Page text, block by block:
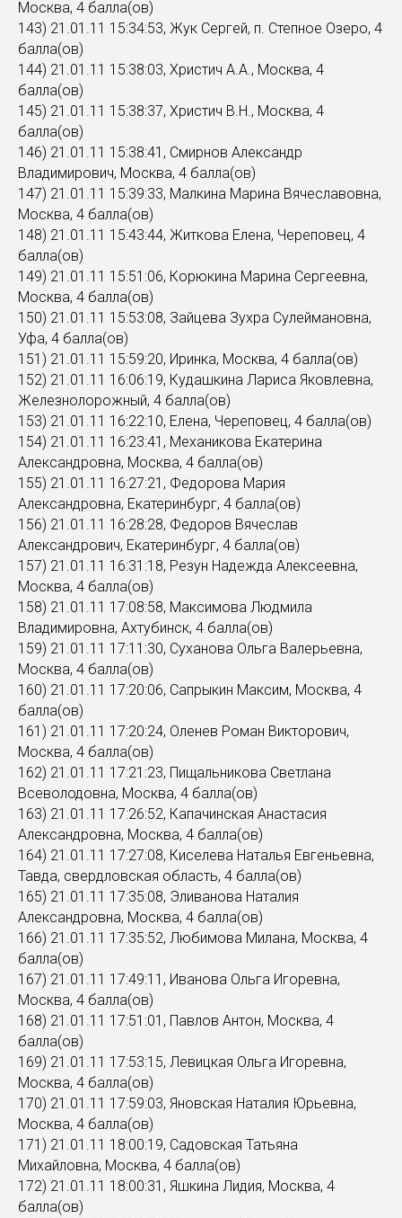
Москва, 4 балла(ов)
143) 21.01.11 15:34:53, Жук Сергей, п. Степное Озеро, 4
балла(ов)
144) 21.01.11 15:38:03, Христич А.А., Москва, 4
балла(ов)
145) 21.01.11 15:38:37, Христич В.Н., Москва, 4
балла(ов)
146) 21.01.11 15:38:41, Смирнов Александр
Владимирович, Москва, 4 балла(ов)
147) 21.01.11 15:39:33, Малкина Марина Вячеславовна,
Москва, 4 балла(ов)
148) 21.01.11 15:43:44, Житкова Елена, Череповец, 4
балла(ов)
149) 21.01.11 15:51:06, Корюкина Марина Сергеевна,
Москва, 4 балла(ов)
150) 21.01.11 15:53:08, Зайцева Зухра Сулеймановна,
Уфа, 4 балла(ов)
151) 21.01.11 15:59:20, Иринка, Москва, 4 балла(ов)
152) 21.01.11 16:06:19, Кудашкина Лариса Яковлевна,
Железнолорожный, 4 балла(ов)
153) 21.01.11 16:22:10, Елена, Череповец, 4 балла(ов)
154) 21.01.11 16:23:41, Механикова Екатерина
Александровна, Москва, 4 балла(ов)
155) 21.01.11 16:27:21, Федорова Мария
Александровна, Екатеринбург, 4 балла(ов)
156) 21.01.11 16:28:28, Федоров Вячеслав
Александрович, Екатеринбург, 4 балла(ов)
157) 21.01.11 16:31:18, Резун Надежда Алексеевна,
Москва, 4 балла(ов)
158) 21.01.11 17:08:58, Максимова Людмила
Владимировна, Ахтубинск, 4 балла(ов)
159) 21.01.11 17:11:30, Суханова Ольга Валерьевна,
Москва, 4 балла(ов)
160) 21.01.11 17:20:06, Сапрыкин Максим, Москва, 4
балла(ов)
161) 21.01.11 17:20:24, Оленев Роман Викторович,
Москва, 4 балла(ов)
162) 21.01.11 17:21:23, Пищальникова Светлана
Всеволодовна, Москва, 4 балла(ов)
163) 21.01.11 17:26:52, Капачинская Анастасия
Александровна, Москва, 4 балла(ов)
164) 21.01.11 17:27:08, Киселева Наталья Евгеньевна,
Тавда, свердловская область, 4 балла(ов)
165) 21.01.11 17:35:08, Эливанова Наталия
Александровна, Москва, 4 балла(ов)
166) 21.01.11 17:35:52, Любимова Милана, Москва, 4
балла(ов)
167) 21.01.11 17:49:11, Иванова Ольга Игоревна,
Москва, 4 балла(ов)
168) 21.01.11 17:51:01, Павлов Антон, Москва, 4
балла(ов)
169) 21.01.11 17:53:15, Левицкая Ольга Игоревна,
Москва, 4 балла(ов)
170) 21.01.11 17:59:03, Яновская Наталия Юрьевна,
Москва, 4 балла(ов)
171) 21.01.11 18:00:19, Садовская Татьяна
Михайловна, Москва, 4 балла(ов)
172) 21.01.11 18:00:31, Яшкина Лидия, Москва, 4
балла(ов)